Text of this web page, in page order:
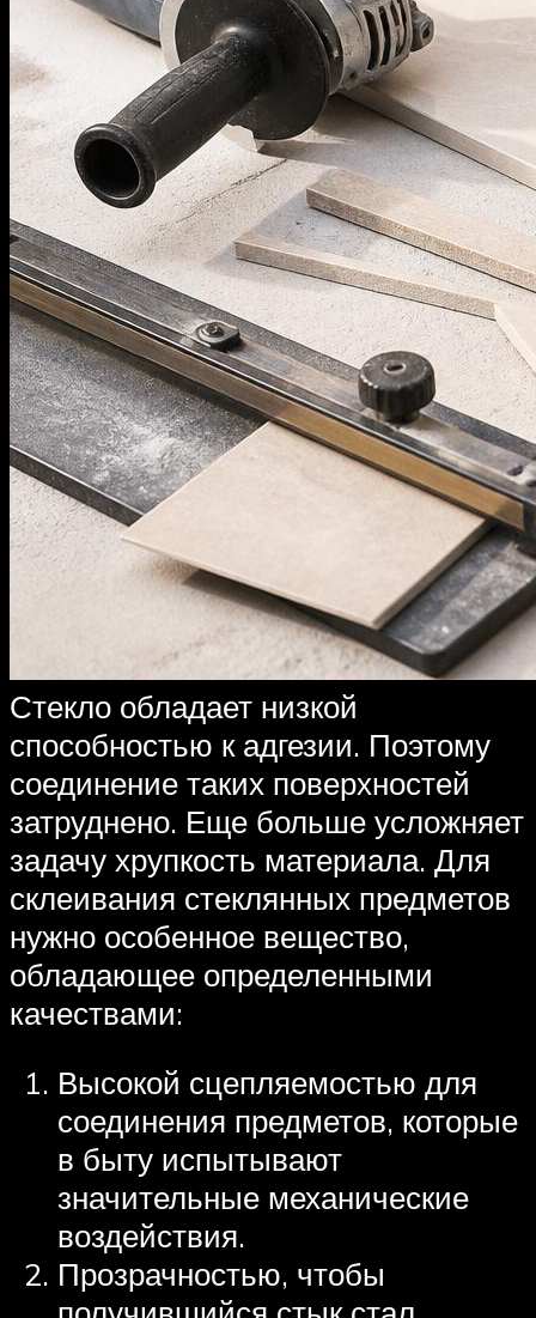
Стекло обладает низкой
способностью к адгезии. Поэтому
соединение таких поверхностей
затруднено. Еще больше усложняет
задачу хрупкость материала. Для
склеивания стеклянных предметов
нужно особенное вещество,
обладающее определенными
качествами:
Высокой сцепляемостью для
соединения предметов, которые
в быту испытывают
значительные механические
воздействия.
Прозрачностью, чтобы